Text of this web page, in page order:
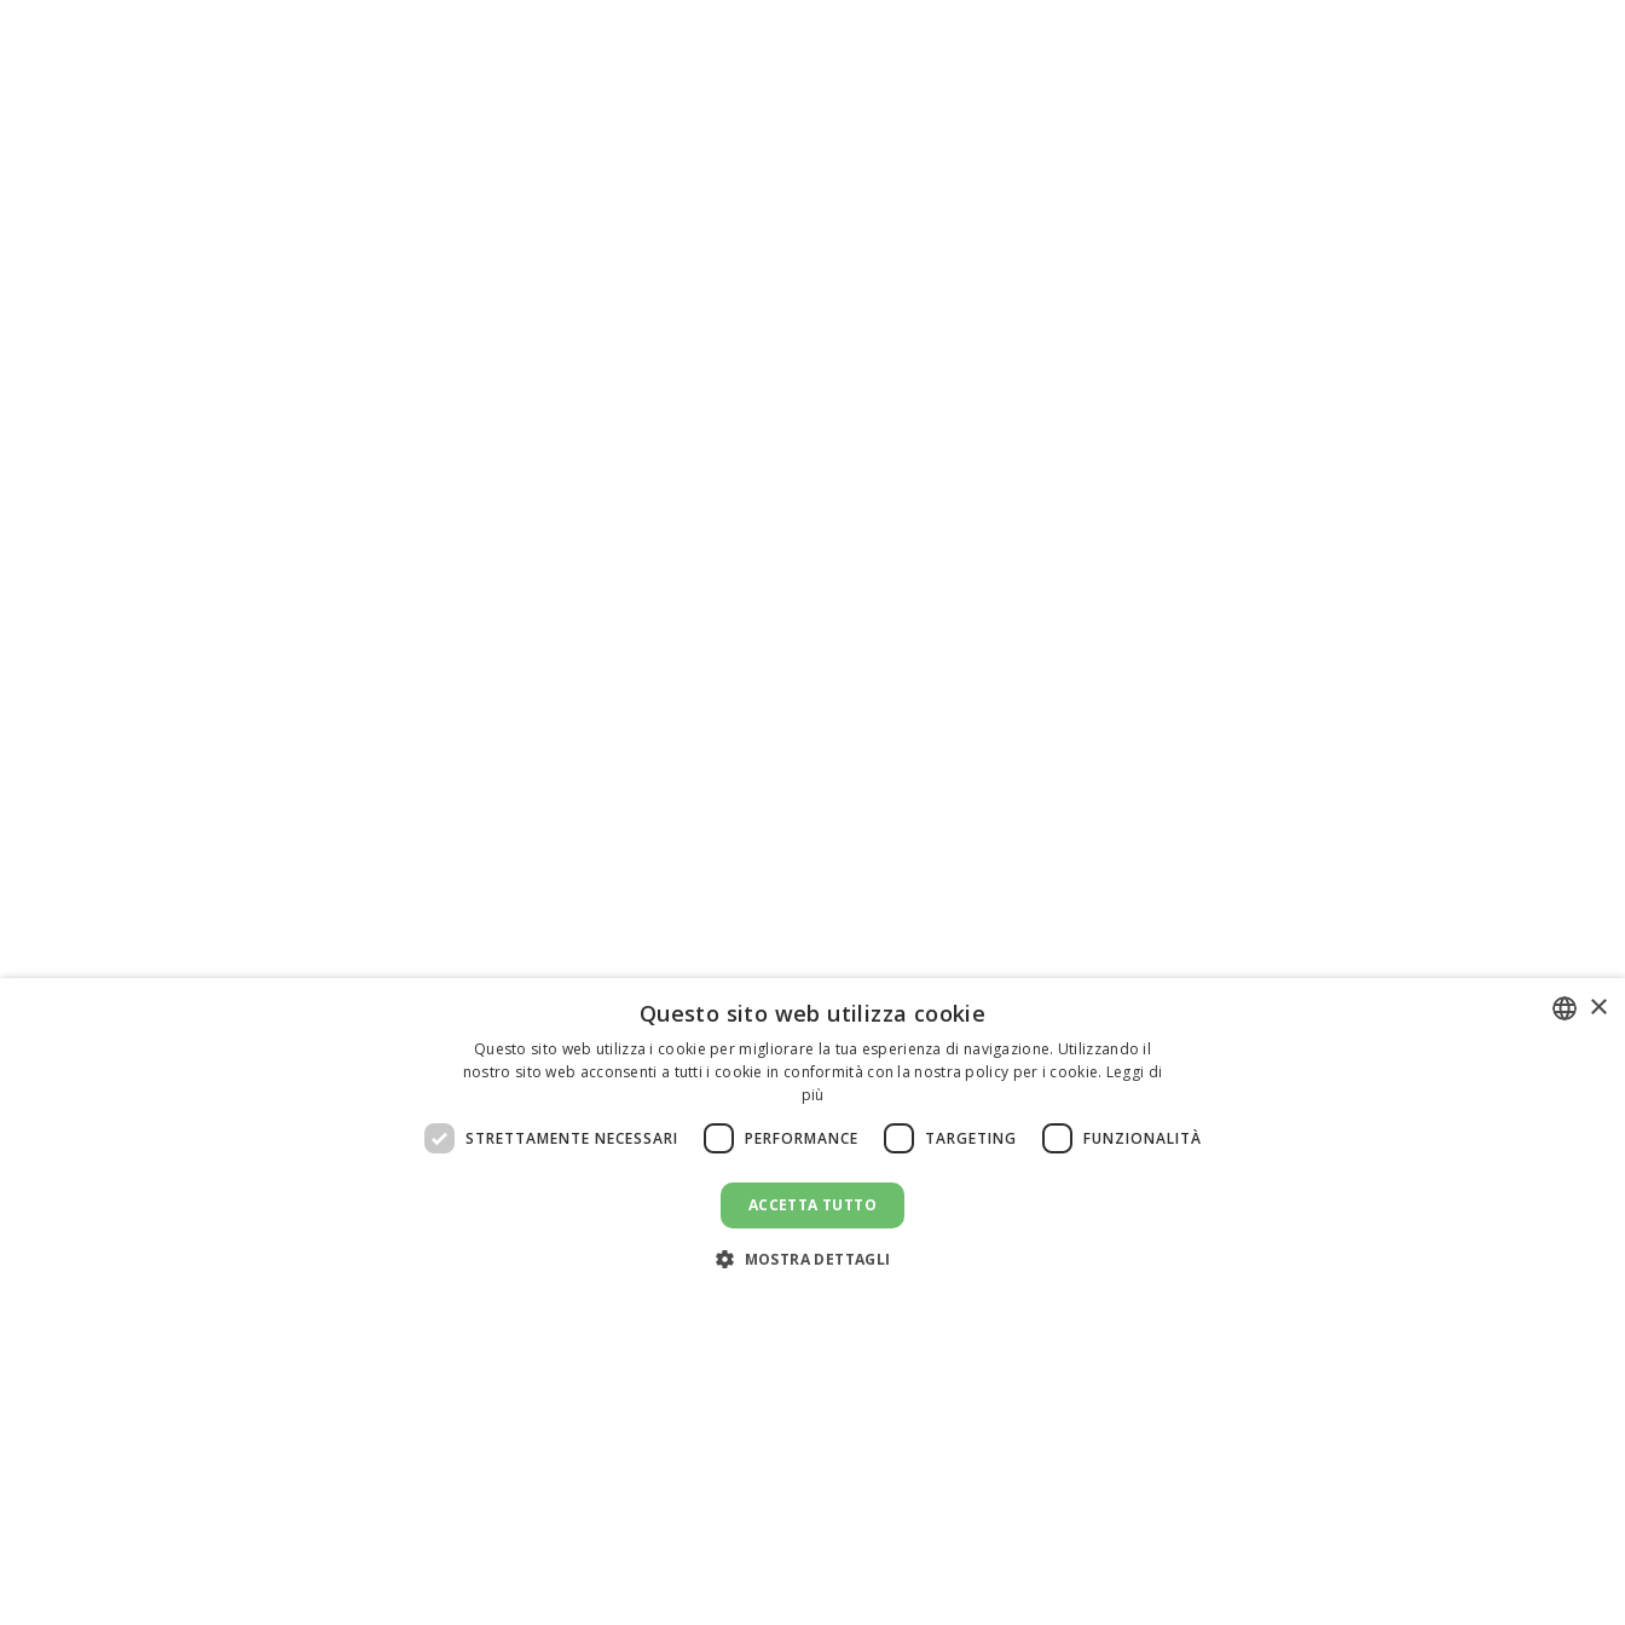
×
Questo sito web utilizza cookie
Questo sito web utilizza i cookie per migliorare la tua esperienza di navigazione. Utilizzando il
nostro sito web acconsenti a tutti i cookie in conformità con la nostra policy per i cookie. Leggi di
più
STRETTAMENTE NECESSARI PERFORMANCE TARGETING FUNZIONALITÀ
ACCETTA TUTTO
MOSTRA DETTAGLI